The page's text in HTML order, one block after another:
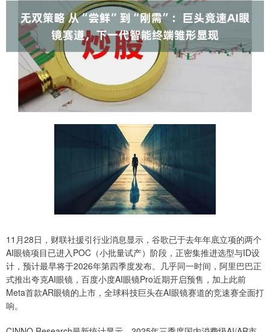
11月28日，财联社援引行业消息显示，谷歌已于去年年底立项的两个
AI眼镜项目已进入POC（小批量试产）阶段，正密集推进选型与ID设
计，预计最早将于2026年第四季度发布。几乎同一时间，阿里巴巴正
式推出夸克AI眼镜，百度小度AI眼镜Pro近期开启预售，加上此前
Meta首款AR眼镜的上市，全球科技巨头在AI眼镜赛道的竞速赛全面打
响。